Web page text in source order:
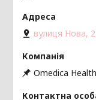
вулиця Нова,
Omedica